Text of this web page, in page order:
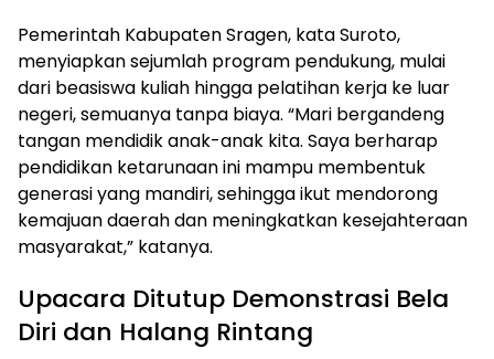
Pemerintah Kabupaten Sragen, kata Suroto,
menyiapkan sejumlah program pendukung, mulai
dari beasiswa kuliah hingga pelatihan kerja ke luar
negeri, semuanya tanpa biaya. “Mari bergandeng
tangan mendidik anak-anak kita. Saya berharap
pendidikan ketarunaan ini mampu membentuk
generasi yang mandiri, sehingga ikut mendorong
kemajuan daerah dan meningkatkan kesejahteraan
masyarakat,” katanya.
Upacara Ditutup Demonstrasi Bela
Diri dan Halang Rintang